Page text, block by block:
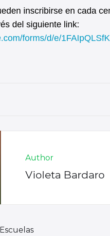
inscribirse en cada
del siguiente link:
forms/d/e/
Author
Violeta Bardaro